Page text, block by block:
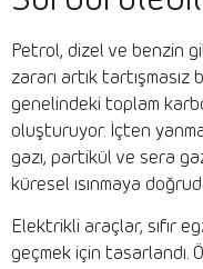
Petrol, dizel ve benzin
zararı artık
genelindeki toplam
oluşturuyor. İçten
gazı, partikül ve sera
küresel ısınmaya
Elektrikli araçlar, sıfır
geçmek için tasarlandı.